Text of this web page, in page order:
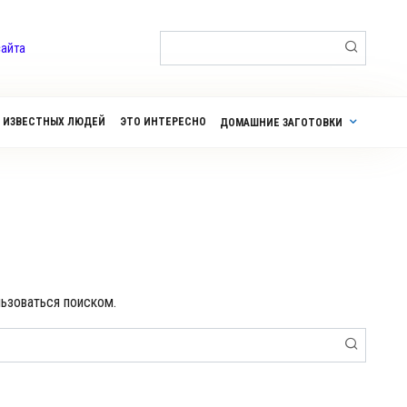
ИЗВЕСТНЫХ ЛЮДЕЙ ЭТО ИНТЕРЕСНО ДОМАШНИЕ ЗАГОТОВКИ
поиском.